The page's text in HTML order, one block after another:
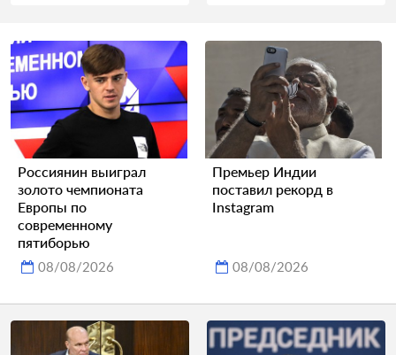
Россиянин выиграл
золото чемпионата
Европы по
современному
пятиборью
08/08/2026
Премьер Индии
поставил рекорд в
Instagram
08/08/2026